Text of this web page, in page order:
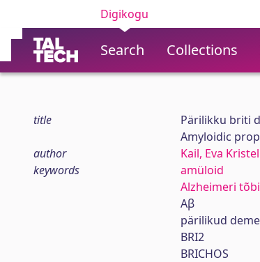
Digikogu
Search Collections
title
Pärilikku briti
Amyloidic
author
Kail, Eva Kristel
keywords
amüloid
Alzheimeri tõbi
Aβ
pärilikud
BRI2
BRICHOS